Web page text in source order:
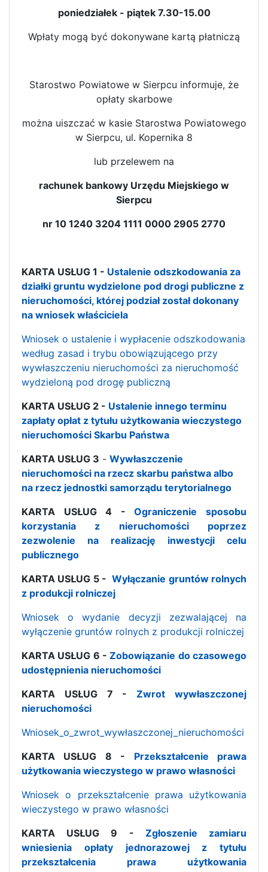
poniedziałek - piątek 7.30-15.00
Wpłaty mogą być dokonywane kartą płatniczą
Starostwo Powiatowe w Sierpcu informuje, że
opłaty skarbowe
można uiszczać w kasie Starostwa Powiatowego
w Sierpcu, ul. Kopernika 8
lub przelewem na
rachunek bankowy Urzędu Miejskiego w
Sierpcu
nr 10 1240 3204 1111 0000 2905 2770
KARTA USŁUG 1 - Ustalenie odszkodowania za
działki gruntu wydzielone pod drogi publiczne z
nieruchomości, której podział został dokonany
na wniosek właściciela
Wniosek o ustalenie i wypłacenie odszkodowania
według zasad i trybu obowiązującego przy
wywłaszczeniu nieruchomości za nieruchomość
wydzieloną pod drogę publiczną
KARTA USŁUG 2 - Ustalenie innego terminu
zapłaty opłat z tytułu użytkowania wieczystego
nieruchomości Skarbu Państwa
KARTA USŁUG 3 - Wywłaszczenie
nieruchomości na rzecz skarbu państwa albo
na rzecz jednostki samorządu terytorialnego
KARTA USŁUG 4 -Ograniczenie sposobu
korzystania z nieruchomości poprzez
zezwolenie na realizację inwestycji celu
publicznego
KARTA USŁUG 5 -Wyłączanie gruntów rolnych
z produkcji rolniczej
Wniosek o wydanie decyzji zezwalającej na
wyłączenie gruntów rolnych z produkcji rolniczej
KARTA USŁUG 6 -Zobowiązanie do czasowego
udostępnienia nieruchomości
KARTA USŁUG 7 -Zwrot wywłaszczonej
nieruchomości
Wniosek_o_zwrot_wywłaszczonej_nieruchomości
KARTA USŁUG 8 - Przekształcenie prawa
użytkowania wieczystego w prawo własności
Wniosek o przekształcenie prawa użytkowania
wieczystego w prawo własności
KARTA USŁUG 9 - Zgłoszenie zamiaru
wniesienia opłaty jednorazowej z tytułu
przekształcenia prawa użytkowania